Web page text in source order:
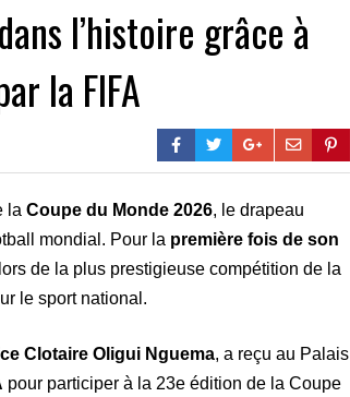
l’histoire grâce à
la FIFA
la Coupe du Monde 2026, le drapeau
mondial. Pour la première fois de son
de la plus prestigieuse compétition de la
le sport national.
Clotaire Oligui Nguema, a reçu au Palais
pour participer à la 23e édition de la Coupe